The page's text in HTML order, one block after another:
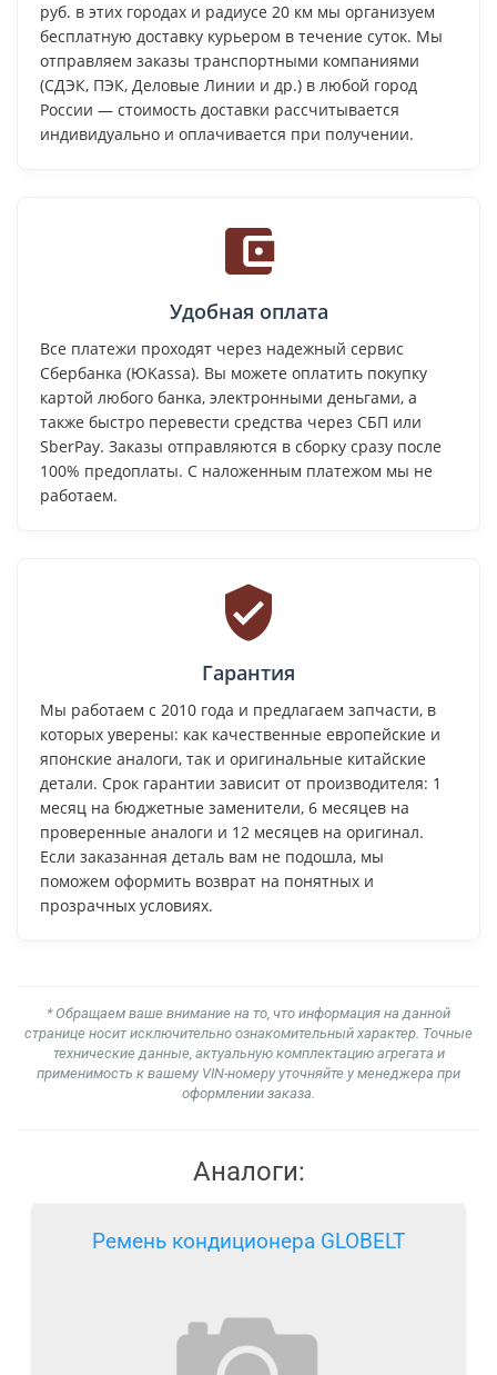
руб. в этих городах и радиусе 20 км мы организуем
бесплатную доставку курьером в течение суток. Мы
отправляем заказы транспортными компаниями
(СДЭК, ПЭК, Деловые Линии и др.) в любой город
России — стоимость доставки рассчитывается
индивидуально и оплачивается при получении.
Удобная оплата
Все платежи проходят через надежный сервис
Сбербанка (ЮKassa). Вы можете оплатить покупку
картой любого банка, электронными деньгами, а
также быстро перевести средства через СБП или
SberPay. Заказы отправляются в сборку сразу после
100% предоплаты. С наложенным платежом мы не
работаем.
Гарантия
Мы работаем с 2010 года и предлагаем запчасти, в
которых уверены: как качественные европейские и
японские аналоги, так и оригинальные китайские
детали. Срок гарантии зависит от производителя: 1
месяц на бюджетные заменители, 6 месяцев на
проверенные аналоги и 12 месяцев на оригинал.
Если заказанная деталь вам не подошла, мы
поможем оформить возврат на понятных и
прозрачных условиях.
* Обращаем ваше внимание на то, что информация на данной
странице носит исключительно ознакомительный характер. Точные
технические данные, актуальную комплектацию агрегата и
применимость к вашему VIN-номеру уточняйте у менеджера при
оформлении заказа.
Аналоги:
Ремень кондиционера GLOBELT